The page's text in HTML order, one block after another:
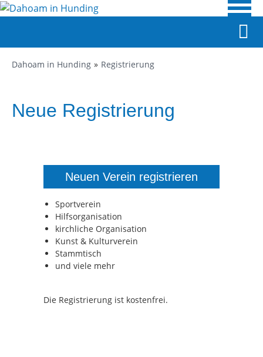
Dahoam in Hunding Registrierung
Neue Registrierung
Neuen Verein registrieren
Sportverein
Hilfsorganisation
kirchliche Organisation
Kunst & Kulturverein
Stammtisch
und viele mehr
Die Registrierung ist kostenfrei.